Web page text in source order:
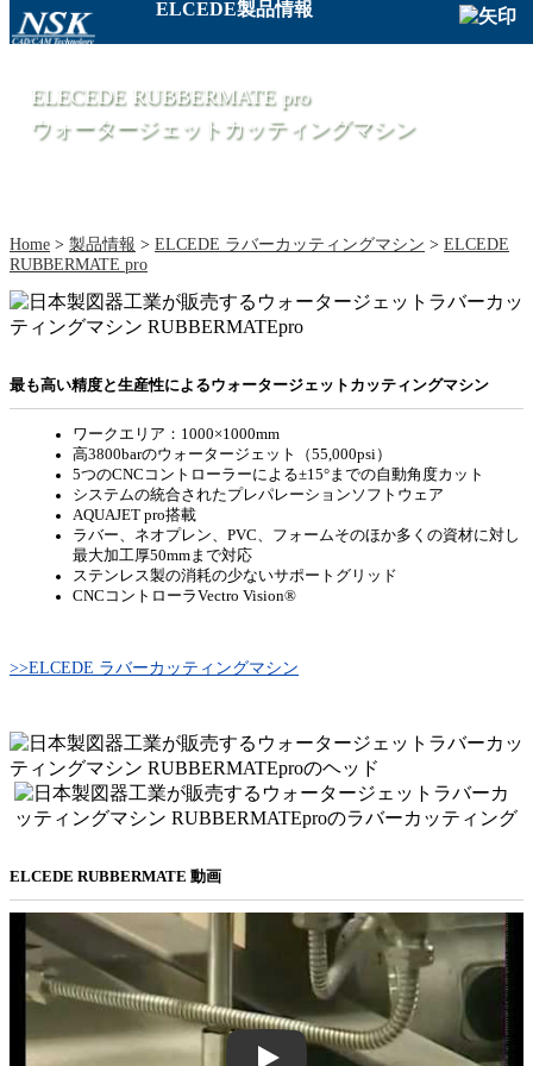
ELCEDE製品情報
ELECEDE RUBBERMATE pro
ウォータージェットカッティングマシン
Home > 製品情報 > ELCEDE ラバーカッティングマシン > ELCEDE
RUBBERMATE pro
最も高い精度と生産性によるウォータージェットカッティングマシン
ワークエリア：1000×1000mm
高3800barのウォータージェット（55,000psi）
5つのCNCコントローラーによる±15°までの自動角度カット
システムの統合されたプレパレーションソフトウェア
AQUAJET pro搭載
ラバー、ネオプレン、PVC、フォームそのほか多くの資材に対し
最大加工厚50mmまで対応
ステンレス製の消耗の少ないサポートグリッド
CNCコントローラVectro Vision®
>>ELCEDE ラバーカッティングマシン
ELCEDE RUBBERMATE 動画